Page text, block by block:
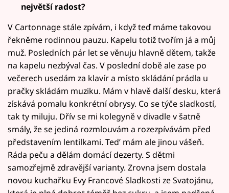
největší radost?
V Cartonnage stále zpívám, i když teď máme takovou
řekněme rodinnou pauzu. Kapelu totiž tvořím já a můj
muž. Posledních pár let se věnuju hlavně dětem, takže
na kapelu nezbýval čas. V poslední době ale zase po
večerech usedám za klavír a místo skládání prádla u
pračky skládám muziku. Mám v hlavě další desku, která
získává pomalu konkrétní obrysy. Co se týče sladkostí,
tak ty miluju. Dřív se mi kolegyně v divadle v šatně
smály, že se jediná rozmlouvám a rozezpívávám před
představením lentilkami. Ted’ mám ale jinou vášeň.
Ráda peču a dělám domácí dezerty. S dětmi
samozřejmě zdravější varianty. Zrovna jsem dostala
novou kuchařku Evy Francové Sladkosti ze Svatojánu,